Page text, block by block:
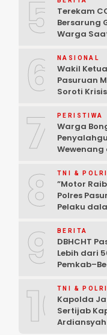
5
Terekam
Bersarung
Warga
6 NASIONAL
Wakil Ketua
Pasuruan
Soroti
Anggaran
7 PERISTIWA
Warga
Wewenang
Mencuat
8 TNI & POLRI
‎”Motor
Polres
Pelaku
9 BERITA
DBHCHT
Lebih dari
Rokok Ilegal
10TNI & POLRI
Kapolda
Sertijab
Ardiansyah